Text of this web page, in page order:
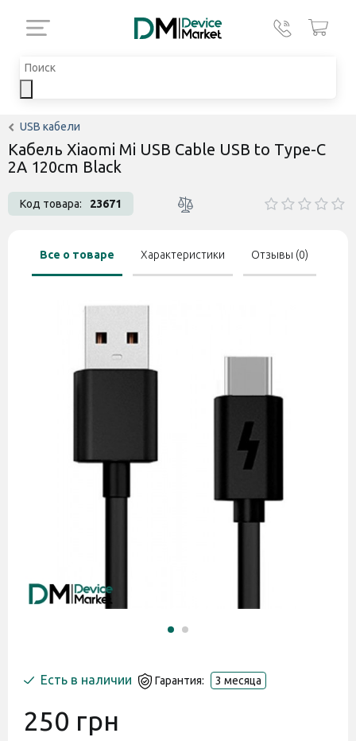
USB кабели
Кабель Xiaomi Mi USB Cable USB to Type-C
2A 120cm Black
Код товара: 23671
Все о товаре Характеристики Отзывы (0)
Есть в наличии Гарантия: 3 месяца
250 грн